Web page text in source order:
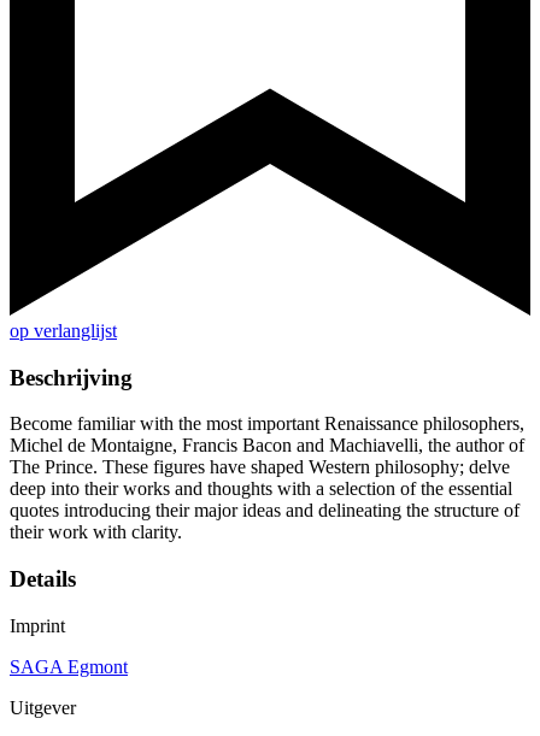
op verlanglijst
Beschrijving
Become familiar with the most important Renaissance philosophers,
Michel de Montaigne, Francis Bacon and Machiavelli, the author of
The Prince. These figures have shaped Western philosophy; delve
deep into their works and thoughts with a selection of the essential
quotes introducing their major ideas and delineating the structure of
their work with clarity.
Details
Imprint
SAGA Egmont
Uitgever